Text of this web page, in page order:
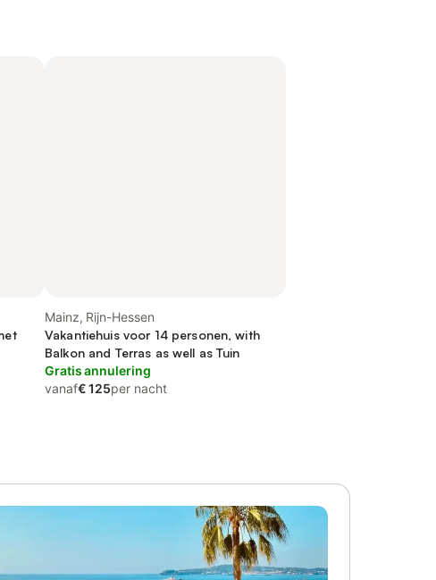
Mainz, Rijn-Hessen
Vakantiehuis voor 14 personen, with
Balkon and Terras as well as Tuin
Gratis annulering
vanaf€ 125per nacht